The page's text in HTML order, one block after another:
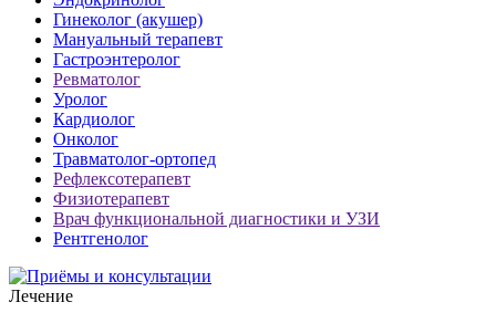
Гинеколог (акушер)
Мануальный терапевт
Гастроэнтеролог
Ревматолог
Уролог
Кардиолог
Онколог
Травматолог-ортопед
Рефлексотерапевт
Физиотерапевт
Врач функциональной диагностики и УЗИ
Рентгенолог
Лечение